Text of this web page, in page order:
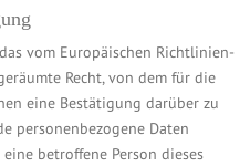
vom Europäischen Richtlinien-
Recht, von dem für die
eine Bestätigung darüber zu
personenbezogene Daten
betroffene Person dieses